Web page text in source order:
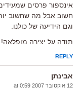
אינספור פרסים
חשוב אבל מה שחשוב
וגם הידיעה של כולנו.
תודה על יצירה מופלאה!
REPLY
אבינתן
12 אוקטובר 2007 at 0:59